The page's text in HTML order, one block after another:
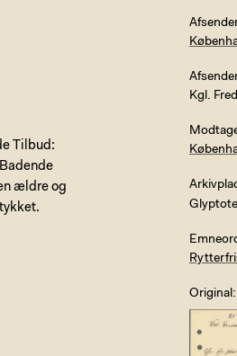
Tilbud:
ældre og
Kgl.
Original